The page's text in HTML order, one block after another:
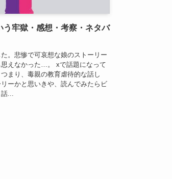
う牢獄・感想・考察・ネタバ
。悲惨で可哀想な娘のストーリー
えなかった…。 xで話題になって
まり、毒親の教育虐待的な話し
ーかと思いきや、読んでみたらビ
...